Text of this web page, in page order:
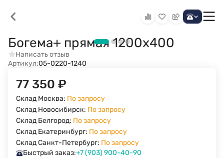
Богема+ прямая 1200х400
Написать отзыв
Артикул:05-0220-1240
77 350 ₽
Склад Москва: По запросу
Склад Новосибирск: По запросу
Склад Белгород: По запросу
Склад Екатеринбург: По запросу
Склад Санкт-Петербург: По запросу
Быстрый заказ:+7 (903) 900-40-90